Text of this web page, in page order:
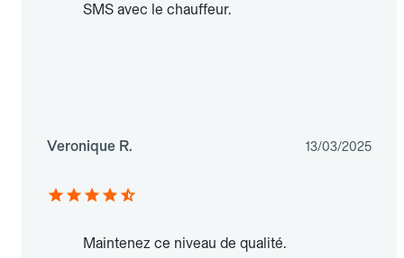
SMS avec le chauffeur.
Veronique R. 13/03/2025
Maintenez ce niveau de qualité.